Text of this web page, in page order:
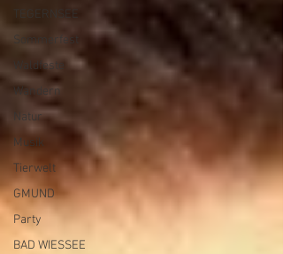
Archiv
TEGERNSEE
Sommerfest
Waldfeste
Wandern
Natur
Musik
Tierwelt
GMUND
Party
BAD WIESSEE